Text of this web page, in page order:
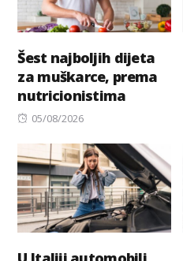
Šest najboljih dijeta
za muškarce, prema
nutricionistima
Posted
05/08/2026